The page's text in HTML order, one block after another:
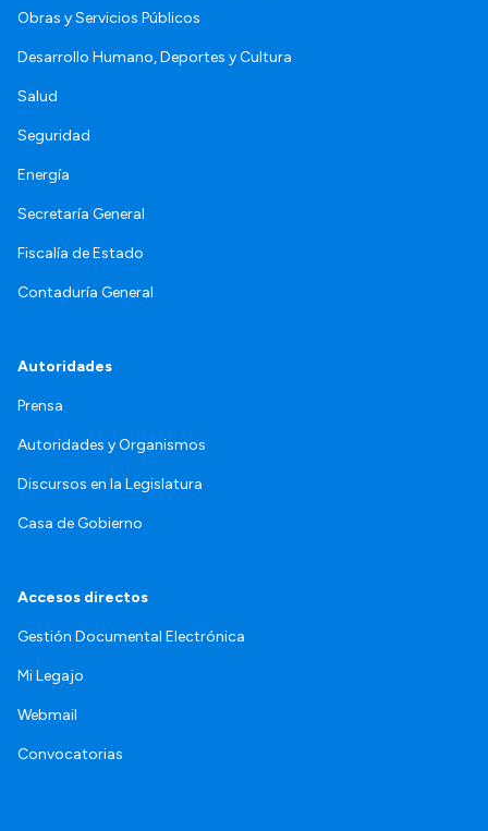
Obras y Servicios Públicos
Desarrollo Humano, Deportes y Cultura
Salud
Seguridad
Energía
Secretaría General
Fiscalía de Estado
Contaduría General
Autoridades
Prensa
Autoridades y Organismos
Discursos en la Legislatura
Casa de Gobierno
Accesos directos
Gestión Documental Electrónica
Mi Legajo
Webmail
Convocatorias